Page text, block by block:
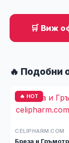
🛒 Виж
🔥 Подобни
🔥 HOT
CELIPHARM.COM
Бреза и